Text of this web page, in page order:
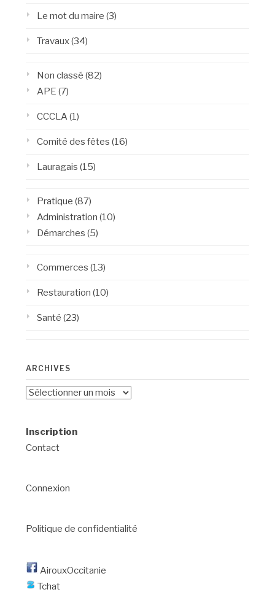
Le mot du maire (3)
Travaux(34)
Non classé (82)
APE (7)
CCCLA(1)
Comité des fêtes (16)
Lauragais (15)
Pratique (87)
Administration (10)
Démarches (5)
Commerces (13)
Restauration (10)
Santé (23)
ARCHIVES
Archives
Inscription
Contact
Connexion
Politique de confidentialité
AirouxOccitanie
Tchat